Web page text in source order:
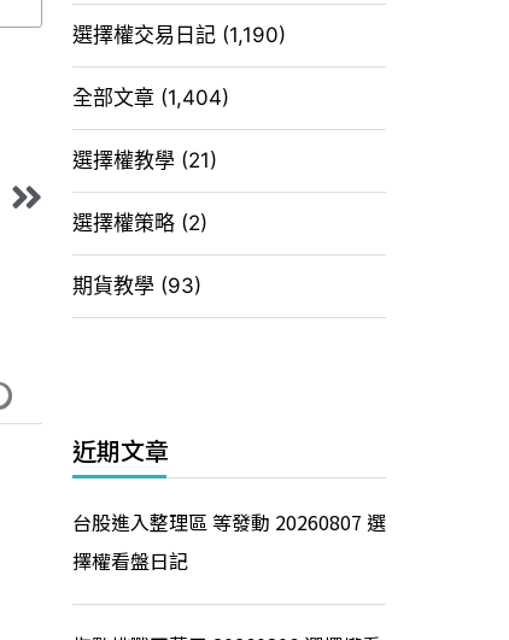
選擇權交易日記 (1,190)
全部文章 (1,404)
選擇權教學 (21)
選擇權策略 (2)
期貨教學 (93)
近期文章
台股進入整理區 等發動 20260807 選
擇權看盤日記